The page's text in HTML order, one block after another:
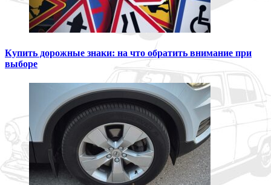
Купить дорожные знаки: на что обратить внимание при
выборе